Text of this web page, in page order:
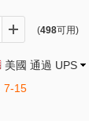
(498可用)
美國 通過 UPS
7-15